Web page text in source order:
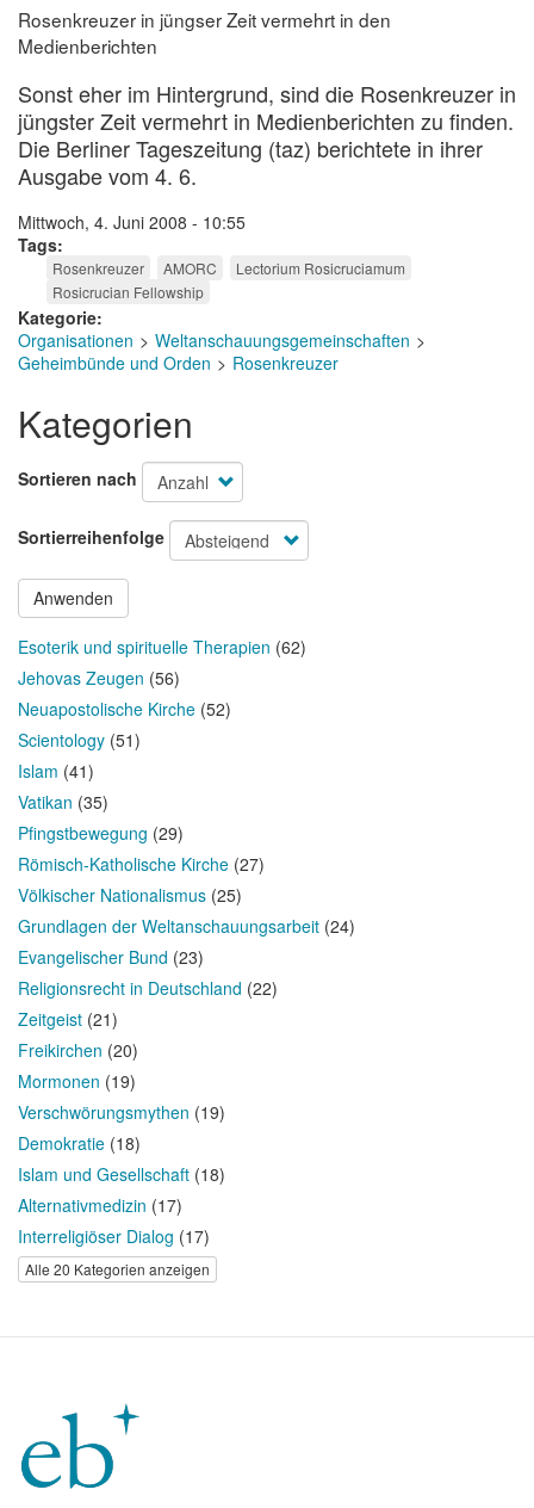
Rosenkreuzer in jüngser Zeit vermehrt in den
Medienberichten
Sonst eher im Hintergrund, sind die Rosenkreuzer in
jüngster Zeit vermehrt in Medienberichten zu finden.
Die Berliner Tageszeitung (taz) berichtete in ihrer
Ausgabe vom 4. 6.
Mittwoch, 4. Juni 2008 - 10:55
Tags
Rosenkreuzer AMORC
Lectorium Rosicruciamum
Rosicrucian Fellowship
Kategorie
Organisationen
Weltanschauungsgemeinschaften
Geheimbünde und Orden
Rosenkreuzer
Kategorien
Sortieren nach
Sortierreihenfolge
Anwenden
Esoterik und spirituelle Therapien (62)
Jehovas Zeugen (56)
Neuapostolische Kirche (52)
Scientology (51)
Islam (41)
Vatikan (35)
Pfingstbewegung (29)
Römisch-Katholische Kirche (27)
Völkischer Nationalismus (25)
Grundlagen der Weltanschauungsarbeit (24)
Evangelischer Bund (23)
Religionsrecht in Deutschland (22)
Zeitgeist (21)
Freikirchen (20)
Mormonen (19)
Verschwörungsmythen (19)
Demokratie (18)
Islam und Gesellschaft (18)
Alternativmedizin (17)
Interreligiöser Dialog (17)
Alle 20 Kategorien anzeigen